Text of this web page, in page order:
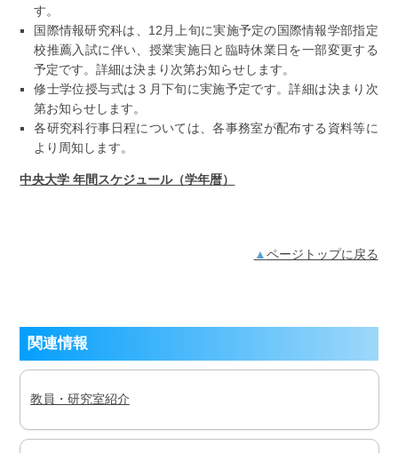
す。
国際情報研究科は、12月上旬に実施予定の国際情報学部指定
校推薦入試に伴い、授業実施日と臨時休業日を一部変更する
予定です。詳細は決まり次第お知らせします。
修士学位授与式は３月下旬に実施予定です。詳細は決まり次
第お知らせします。
各研究科行事日程については、各事務室が配布する資料等に
より周知します。
中央大学 年間スケジュール（学年暦）
ページトップに戻る
関連情報
教員・研究室紹介